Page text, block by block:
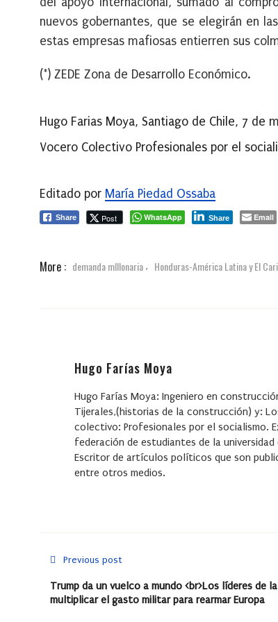
nuevos gobernantes, que se elegirán en
estas empresas mafiosas entierren sus
(*) ZEDE Zona de Desarrollo Económico.
Hugo Farias Moya, Santiago de Chile, 7 de
Vocero Colectivo Profesionales por el
Editado por María Piedad Ossaba
Share Post WhatsApp Share Email
More : demanda mlllonaria , Honduras-América Latina y El
Hugo Farías Moya
Hugo Farías Moya: Ingeniero en
Tijerales,(historias de la construcción) y:
colectivo: Profesionales por el socialismo.
federación de estudiantes de la
Escritor de artículos políticos que son
entre otros medios.
Previous post
Trump da un vuelco a mundo <br>Los líderes de
multiplicar el gasto militar para rearmar Europa